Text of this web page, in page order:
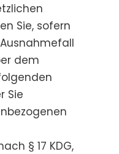
Sie, sofern
dem
Sie
§ 17 KDG,